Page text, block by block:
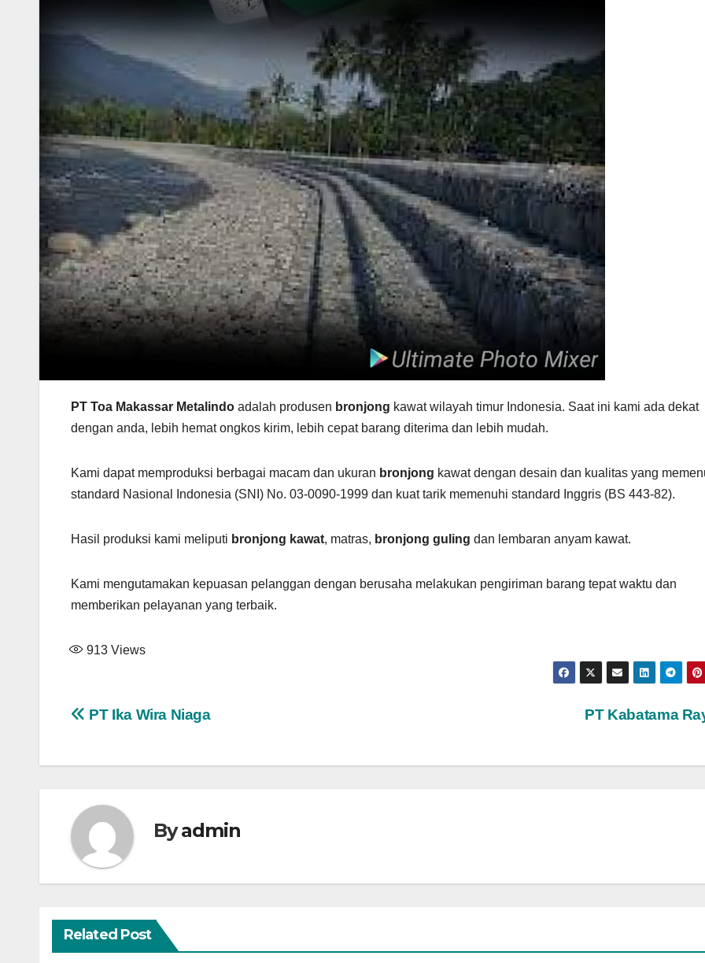
PT Toa Makassar Metalindo adalah produsen bronjong kawat wilayah timur Indonesia. Saat ini kami ada dekat
dengan anda, lebih hemat ongkos kirim, lebih cepat barang diterima dan lebih mudah.
Kami dapat memproduksi berbagai macam dan ukuran bronjong kawat dengan desain dan kualitas yang
standard Nasional Indonesia (SNI) No. 03-0090-1999 dan kuat tarik memenuhi standard Inggris (BS 443-82).
Hasil produksi kami meliputi bronjong kawat, matras, bronjong guling dan lembaran anyam kawat.
Kami mengutamakan kepuasan pelanggan dengan berusaha melakukan pengiriman barang tepat waktu dan
memberikan pelayanan yang terbaik.
913 Views
Post
PT Kabatama
PT Ika Wira Niaga
Byadmin
Related Post